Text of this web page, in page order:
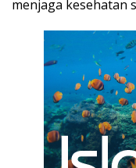
menjaga kesehatan